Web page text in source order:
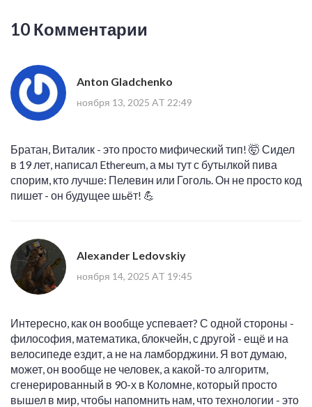
10 Комментарии
Anton Gladchenko
ноября 13, 2025 AT 22:49
Братан, Виталик - это просто мифический тип! 🤯 Сидел
в 19 лет, написал Ethereum, а мы тут с бутылкой пива
спорим, кто лучше: Пелевин или Гоголь. Он не просто код
пишет - он будущее шьёт! 💪
Alexander Ledovskiy
ноября 14, 2025 AT 19:45
Интересно, как он вообще успевает? С одной стороны -
философия, математика, блокчейн, с другой - ещё и на
велосипеде ездит, а не на ламборджини. Я вот думаю,
может, он вообще не человек, а какой-то алгоритм,
сгенерированный в 90-х в Коломне, который просто
вышел в мир, чтобы напомнить нам, что технологии - это